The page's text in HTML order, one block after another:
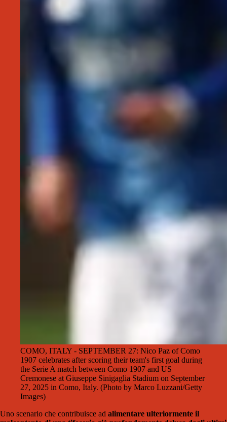
COMO, ITALY - SEPTEMBER 27: Nico Paz of Como
1907 celebrates after scoring their team's first goal during
the Serie A match between Como 1907 and US
Cremonese at Giuseppe Sinigaglia Stadium on September
27, 2025 in Como, Italy. (Photo by Marco Luzzani/Getty
Images)
Uno scenario che contribuisce ad alimentare ulteriormente il